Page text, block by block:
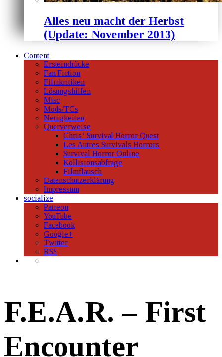
Alles neu macht der Herbst
(Update: November 2013)
Content
Ersteindrücke
Fan Fiction
Filmkritiken
Lösungshilfen
Misc
Mods/TCs
Neuigkeiten
Querverweise
Chris‘ Survival Horror Quest
Les Autres Survivals Horrors
Survival Horror Online
Kollisionsabfrage
Filmflausch
Datenschutzerklärung
Impressum
socialize
Patreon
YouTube
Facebook
Google+
Twitter
RSS
F.E.A.R. – First
Encounter